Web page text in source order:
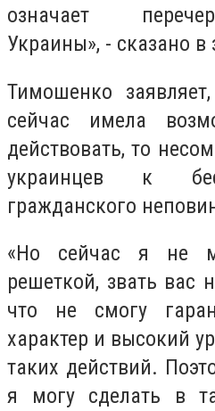
означает
Украины», - сказано в
Тимошенко
сейчас имела
действовать, то
украинцев к
гражданского
«Но сейчас я не
решеткой, звать вас
что не смогу
характер и высокий
таких действий.
я могу сделать в